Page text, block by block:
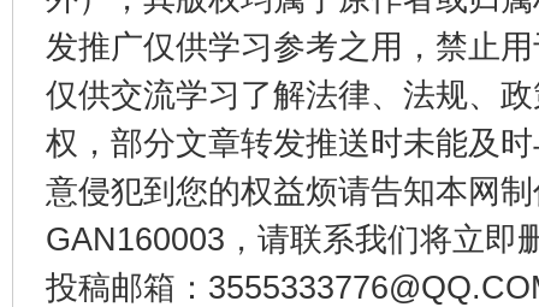
发推广仅供学习参考之用，禁止
仅供交流学习了解法律、法规、
权，部分文章转发推送时未能及
意侵犯到您的权益烦请告知本网
GAN160003，请联系我们将立即
投稿邮箱：